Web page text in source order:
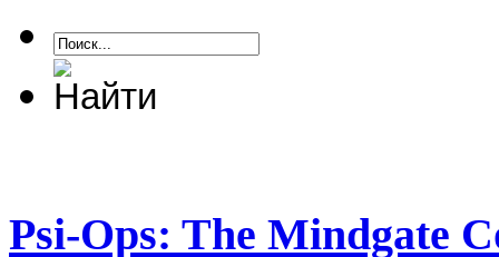
Psi-Ops: The Mindgate